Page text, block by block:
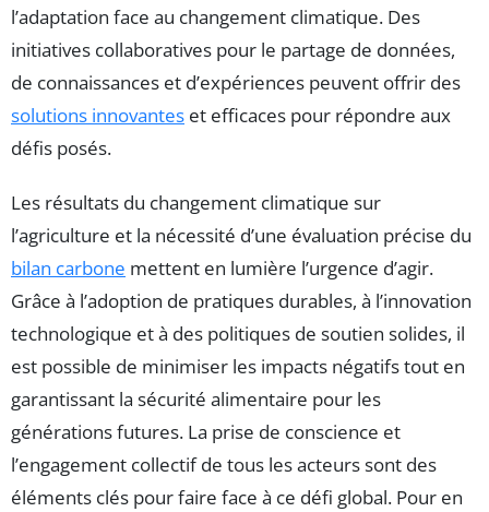
l’adaptation face au changement climatique. Des
initiatives collaboratives pour le partage de données,
de connaissances et d’expériences peuvent offrir des
solutions innovantes et efficaces pour répondre aux
défis posés.
Les résultats du changement climatique sur
l’agriculture et la nécessité d’une évaluation précise du
bilan carbone mettent en lumière l’urgence d’agir.
Grâce à l’adoption de pratiques durables, à l’innovation
technologique et à des politiques de soutien solides, il
est possible de minimiser les impacts négatifs tout en
garantissant la sécurité alimentaire pour les
générations futures. La prise de conscience et
l’engagement collectif de tous les acteurs sont des
éléments clés pour faire face à ce défi global. Pour en